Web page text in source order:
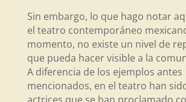
Sin embargo, lo que hago notar
el teatro contemporáneo
momento, no existe un nivel de
que pueda hacer visible a la
A diferencia de los ejemplos antes
mencionados, en el teatro han